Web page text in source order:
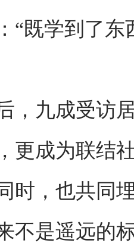
“既学到了
九成受访居
更成为联结
时，也共同
是遥远的标